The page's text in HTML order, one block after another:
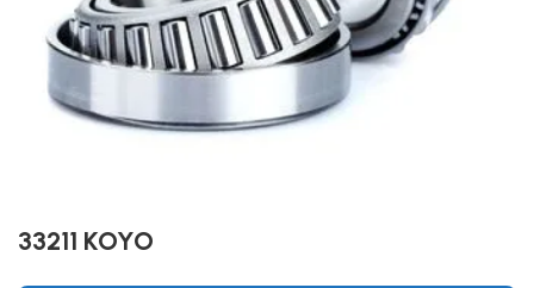
33211 KOYO